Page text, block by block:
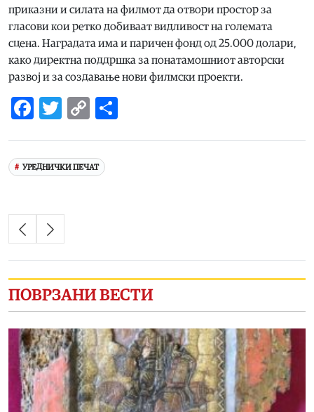
приказни и силата на филмот да отвори простор за
гласови кои ретко добиваат видливост на големата
сцена. Наградата има и паричен фонд од 25.000 долари,
како директна поддршка за понатамошниот авторски
развој и за создавање нови филмски проекти.
Facebook
Twitter
Copy
УРЕДНИЧКИ ПЕЧАТ
ПОВРЗАНИ ВЕСТИ